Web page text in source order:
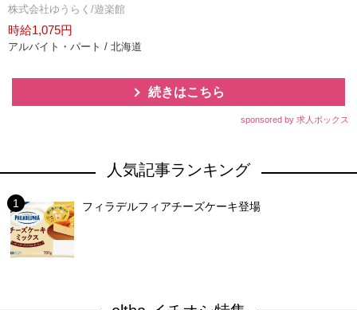
株式会社ゆうらく/遊楽館
時給1,075円
アルバイト・パート / 北海道
続きはこちら
sponsored by 求人ボックス
人気記事ランキング
フィラデルフィアチーズケーキ登場